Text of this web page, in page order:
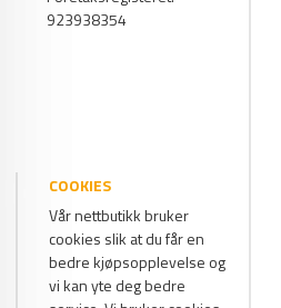
923938354
COOKIES
Vår nettbutikk bruker
cookies slik at du får en
bedre kjøpsopplevelse og
vi kan yte deg bedre